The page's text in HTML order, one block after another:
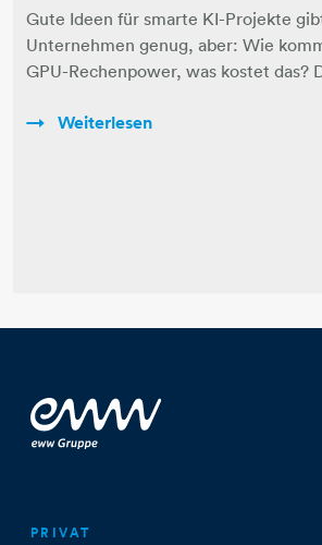
Gute Ideen für smarte KI-Projekte
Unternehmen genug, aber: Wie
GPU-Rechenpower, was kostet das?
Weiterlesen
PRIVAT